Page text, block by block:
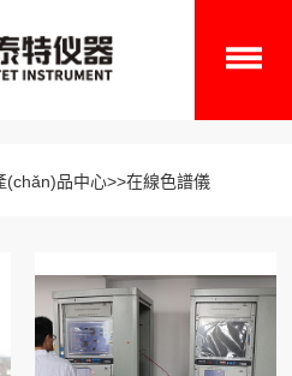
(chǎn)品中心>>在線色譜儀